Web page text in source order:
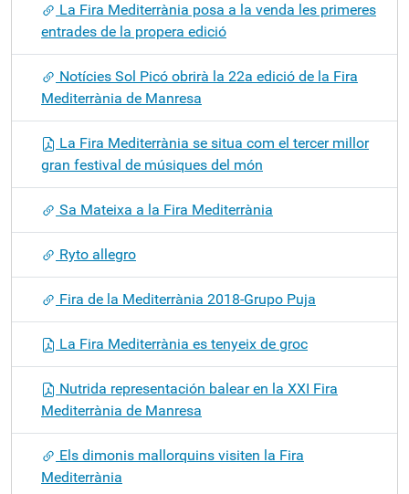
La Fira Mediterrània posa a la venda les primeres
entrades de la propera edició
Notícies Sol Picó obrirà la 22a edició de la Fira
Mediterrània de Manresa
La Fira Mediterrània se situa com el tercer millor
gran festival de músiques del món
Sa Mateixa a la Fira Mediterrània
Ryto allegro
Fira de la Mediterrània 2018-Grupo Puja
La Fira Mediterrània es tenyeix de groc
Nutrida representación balear en la XXI Fira
Mediterrània de Manresa
Els dimonis mallorquins visiten la Fira
Mediterrània